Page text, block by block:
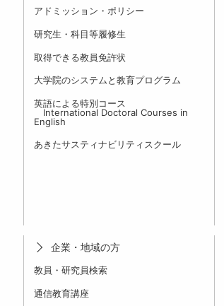
アドミッション・ポリシー
研究生・科目等履修生
取得できる教員免許状
大学院のシステムと教育プログラム
英語による特別コース
International Doctoral Courses in
English
あきたサスティナビリティスクール
企業・地域の方
教員・研究員検索
通信教育講座